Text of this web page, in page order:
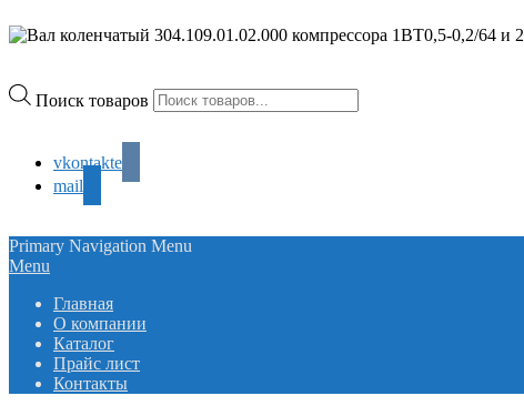
Поиск товаров
vkontakte
mail
Primary Navigation Menu
Menu
Главная
О компании
Каталог
Прайс лист
Контакты